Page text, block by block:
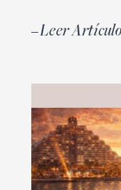
Leer Artículo